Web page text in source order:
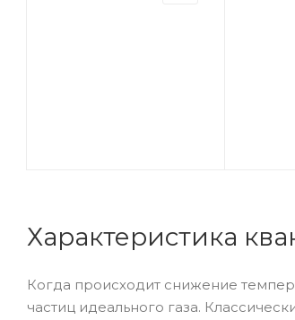
Характеристика
Когда происходит снижение
частиц идеального газа.